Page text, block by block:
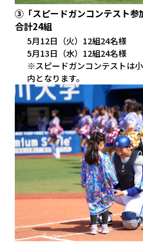
③「スピードガンコンテスト参
合計24組
5月12日（火）12組24名様
5月13日（水）12組24名様
※スピードガンコンテストは
内となります。